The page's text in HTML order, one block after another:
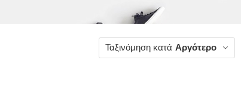
Ταξινόμηση κατά Αργότερο